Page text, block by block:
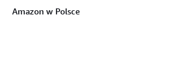
Amazon w Polsce